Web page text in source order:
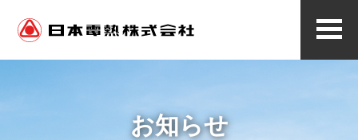
メ
ニ
お知らせ